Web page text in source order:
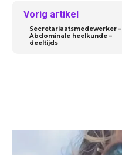
Vorig artikel
Secretariaatsmedewerker –
Abdominale heelkunde –
deeltijds